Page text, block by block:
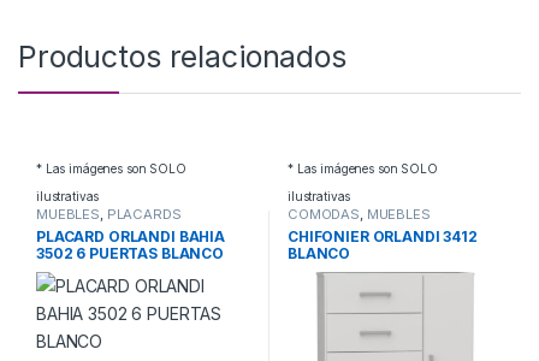
Productos relacionados
* Las imágenes son SOLO
ilustrativas
MUEBLES, PLACARDS
PLACARD ORLANDI BAHIA
3502 6 PUERTAS BLANCO
* Las imágenes son SOLO
ilustrativas
COMODAS, MUEBLES
CHIFONIER ORLANDI 3412
BLANCO